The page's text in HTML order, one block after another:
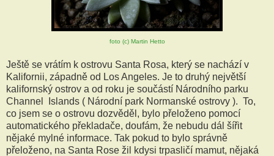
foto (c) Martin Hetto
Ještě se vrátím k ostrovu Santa Rosa, který se nachází v
Kalifornii, západně od Los Angeles. Je to druhý největší
kalifornský ostrov a od roku je součástí Národního parku
Channel Islands ( Národní park Normanské ostrovy ). To,
co jsem se o ostrovu dozvěděl, bylo přeloženo pomocí
automatického překladače, doufám, že nebudu dál šířit
nějaké mylné informace. Tak pokud to bylo správně
přeloženo, na Santa Rose žil kdysi trpasličí mamut, nějaká